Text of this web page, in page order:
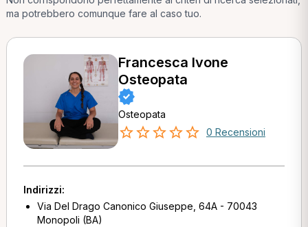
ma potrebbero comunque fare al caso tuo.
Francesca Ivone
Osteopata
Osteopata
0 Recensioni
Indirizzi:
Via Del Drago Canonico Giuseppe, 64A - 70043
Monopoli (BA)